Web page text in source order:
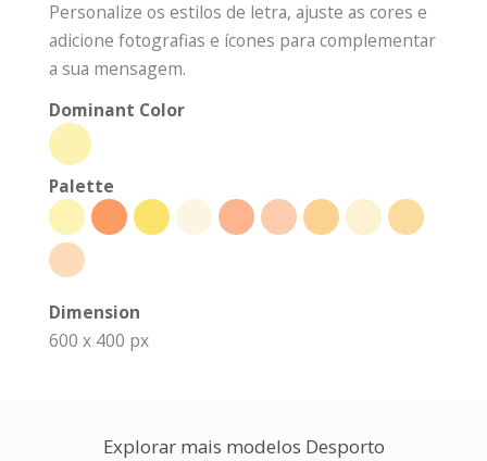
Personalize os estilos de letra, ajuste as cores e
adicione fotografias e ícones para complementar
a sua mensagem.
Dominant Color
Palette
Dimension
600 x 400 px
Explorar mais modelos Desporto